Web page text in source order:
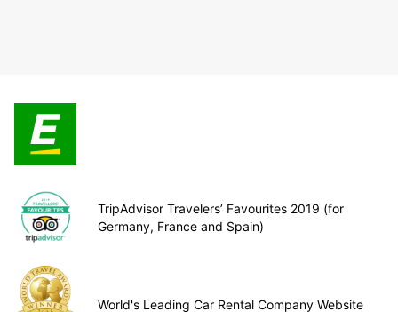
TripAdvisor Travelers’ Favourites 2019 (for
Germany, France and Spain)
World's Leading Car Rental Company Website